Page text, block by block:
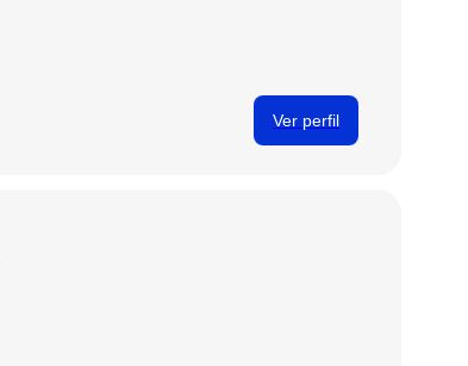
Ver perfil